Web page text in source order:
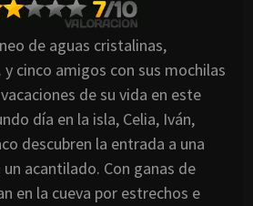
de aguas cristalinas,
cinco amigos con sus mochilas
de su vida en este
día en la isla, Celia, Iván,
descubren la entrada a una
acantilado. Con ganas de
en la cueva por estrechos e